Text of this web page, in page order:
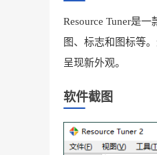
Resource Tuner是
图、标志和图标等
呈现新外观。
软件截图